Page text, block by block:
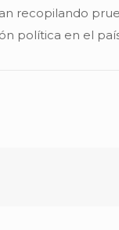
recopilando
política en el